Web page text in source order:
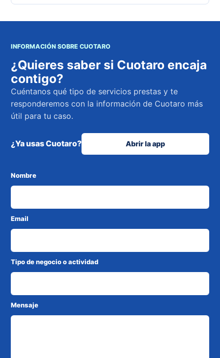
INFORMACIÓN SOBRE CUOTARO
¿Quieres saber si Cuotaro encaja
contigo?
Cuéntanos qué tipo de servicios prestas y te
responderemos con la información de Cuotaro más
útil para tu caso.
¿Ya usas Cuotaro? Abrir la app
Nombre
Email
Tipo de negocio o actividad
Mensaje